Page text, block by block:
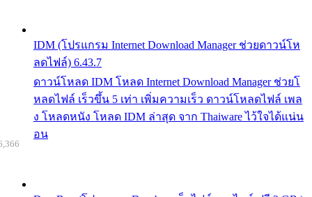
IDM (โปรแกรม Internet Download Manager ช่วยดาวน์โห
ลดไฟล์) 6.43.7
ดาวน์โหลด IDM โหลด Internet Download Manager ช่วยโ
หลดไฟล์ เร็วขึ้น 5 เท่า เพิ่มความเร็ว ดาวน์โหลดไฟล์ เพล
ง โหลดหนัง โหลด IDM ล่าสุด จาก Thaiware ไว้ใจได้แน่น
อน